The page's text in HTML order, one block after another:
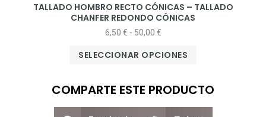
TALLADO HOMBRO RECTO CÓNICAS – TALLADO
CHANFER REDONDO CÓNICAS
6,50 € - 50,00 €
SELECCIONAR OPCIONES
COMPARTE ESTE PRODUCTO